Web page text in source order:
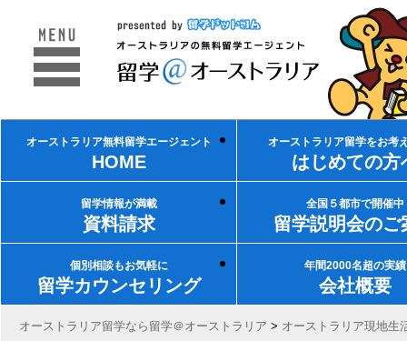
オーストラリア無料留学エージェント
HOME
オーストラリア留学をお考
はじめての方
留学情報が満載
資料請求
全国５都市で開催中
留学説明会のご
個別相談もお気軽に
留学カウンセリング
年間2000名超の実績
会社概要
オーストラリア留学なら留学＠オーストラリア > オーストラリア現地生